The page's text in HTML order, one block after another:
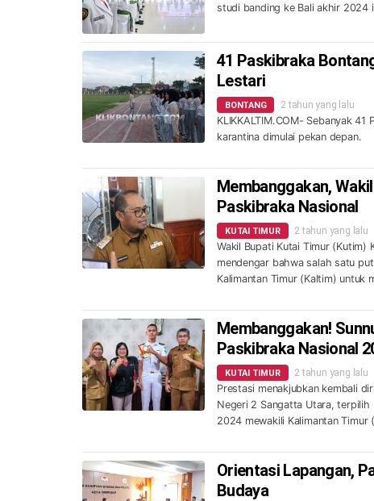
studi banding ke Bali akhir 2024
41 Paskibraka
Lestari
BONTANG 2 tahun yang lalu
KLIKKALTIM.COM- Sebanyak
karantina dimulai pekan depan.
Membanggakan,
Paskibraka Nasional
KUTAI TIMUR 2 tahun yang lalu
Wakil Bupati Kutai Timur (Kutim)
mendengar bahwa salah satu
Kalimantan Timur (Kaltim) untuk
Membanggakan!
Paskibraka Nasional
KUTAI TIMUR 2 tahun yang lalu
Prestasi menakjubkan kembali
Negeri 2 Sangatta Utara, terpilih
2024 mewakili Kalimantan Timur
Orientasi Lapangan,
Budaya